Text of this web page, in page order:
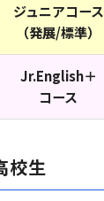
ジュニアコース
（発展/標準）
Jr.English＋
コース
校生